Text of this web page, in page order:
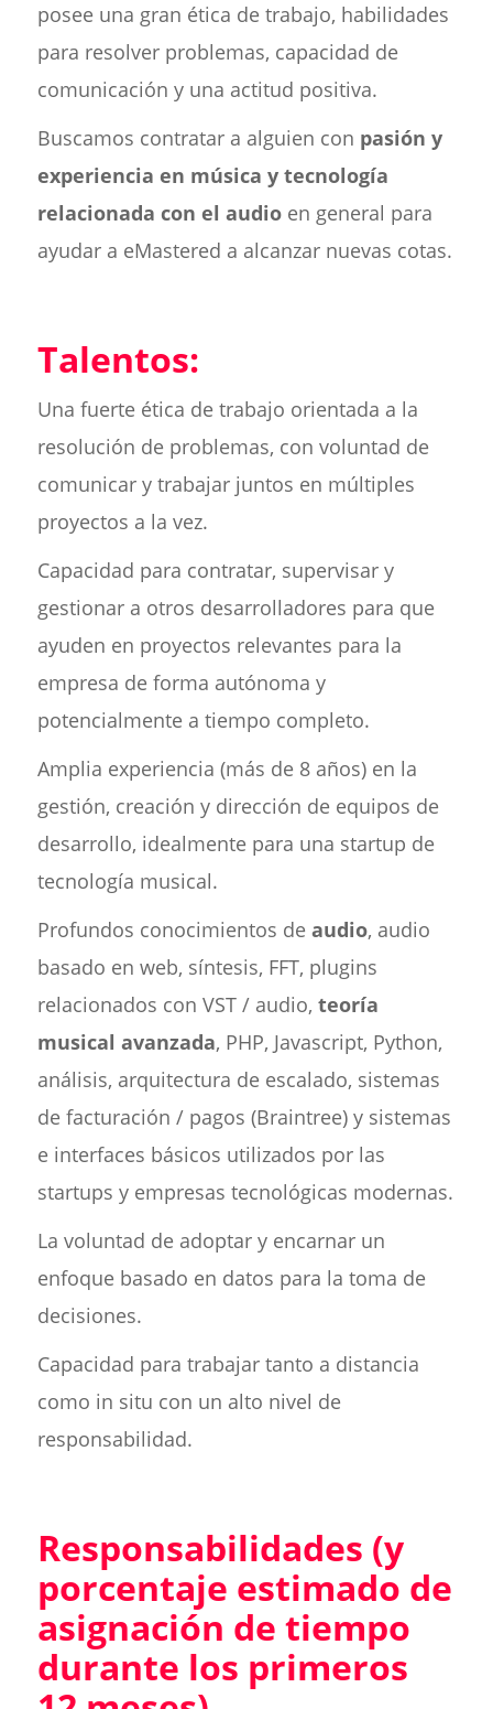
posee una gran ética de trabajo, habilidades
para resolver problemas, capacidad de
comunicación y una actitud positiva.
Buscamos contratar a alguien con pasión y
experiencia en música y tecnología
relacionada con el audioen general para
ayudar a eMastered a alcanzar nuevas cotas.
Talentos:
Una fuerte ética de trabajo orientada a la
resolución de problemas, con voluntad de
comunicar y trabajar juntos en múltiples
proyectos a la vez.
Capacidad para contratar, supervisar y
gestionar a otros desarrolladores para que
ayuden en proyectos relevantes para la
empresa de forma autónoma y
potencialmente a tiempo completo.
Amplia experiencia (más de 8 años) en la
gestión, creación y dirección de equipos de
desarrollo, idealmente para una startup de
tecnología musical.
Profundos conocimientos de audio, audio
basado en web, síntesis, FFT, plugins
relacionados con VST / audio, teoría
musical avanzada, PHP, Javascript, Python,
análisis, arquitectura de escalado, sistemas
de facturación / pagos (Braintree) y sistemas
e interfaces básicos utilizados por las
startups y empresas tecnológicas modernas.
La voluntad de adoptar y encarnar un
enfoque basado en datos para la toma de
decisiones.
Capacidad para trabajar tanto a distancia
como in situ con un alto nivel de
responsabilidad.
Responsabilidades (y
porcentaje estimado de
asignación de tiempo
durante los primeros